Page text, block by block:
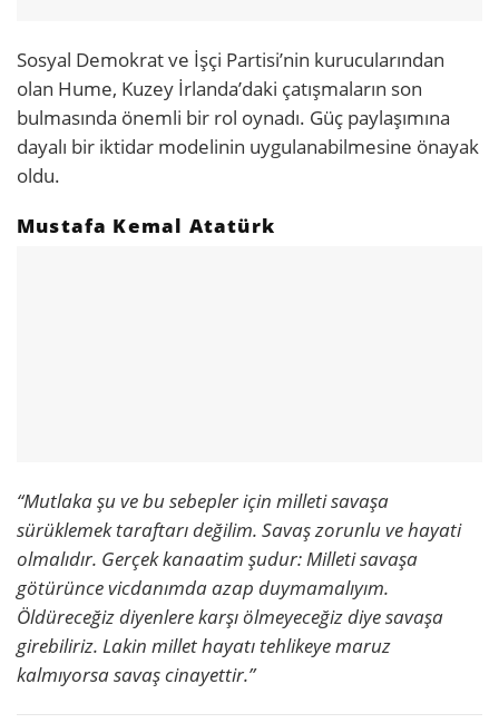
Sosyal Demokrat ve İşçi Partisi’nin kurucularından
olan Hume, Kuzey İrlanda’daki çatışmaların son
bulmasında önemli bir rol oynadı. Güç paylaşımına
dayalı bir iktidar modelinin uygulanabilmesine önayak
oldu.
Mustafa Kemal Atatürk
“Mutlaka şu ve bu sebepler için milleti savaşa
sürüklemek taraftarı değilim. Savaş zorunlu ve hayati
olmalıdır. Gerçek kanaatim şudur: Milleti savaşa
götürünce vicdanımda azap duymamalıyım.
Öldüreceğiz diyenlere karşı ölmeyeceğiz diye savaşa
girebiliriz. Lakin millet hayatı tehlikeye maruz
kalmıyorsa savaş cinayettir.”